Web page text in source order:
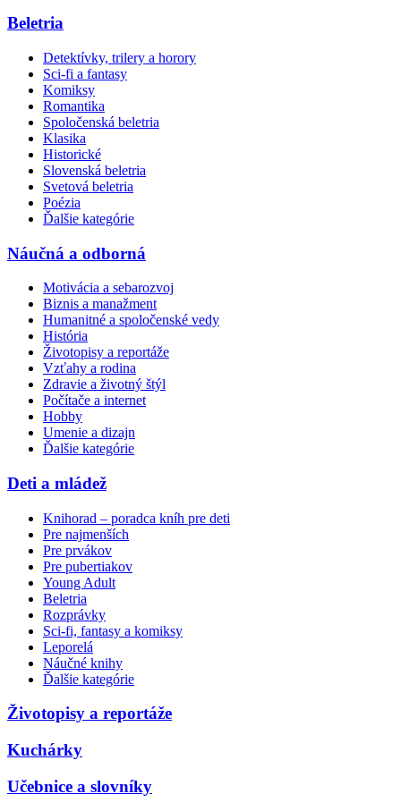
Beletria
Detektívky, trilery a horory
Sci-fi a fantasy
Komiksy
Romantika
Spoločenská beletria
Klasika
Historické
Slovenská beletria
Svetová beletria
Poézia
Ďalšie kategórie
Náučná a odborná
Motivácia a sebarozvoj
Biznis a manažment
Humanitné a spoločenské vedy
História
Životopisy a reportáže
Vzťahy a rodina
Zdravie a životný štýl
Počítače a internet
Hobby
Umenie a dizajn
Ďalšie kategórie
Deti a mládež
Knihorad – poradca kníh pre deti
Pre najmenších
Pre prvákov
Pre pubertiakov
Young Adult
Beletria
Rozprávky
Sci-fi, fantasy a komiksy
Leporelá
Náučné knihy
Ďalšie kategórie
Životopisy a reportáže
Kuchárky
Učebnice a slovníky